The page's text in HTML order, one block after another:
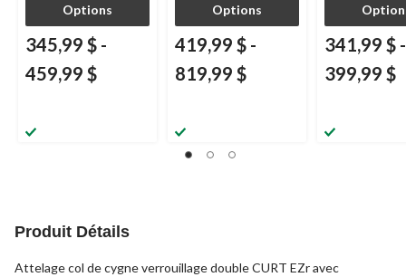
Options
345,99 $ -
459,99 $
Options
419,99 $ -
819,99 $
341,99 $ -
399,99 $
Produit Détails
Attelage col de cygne verrouillage double CURT EZr avec